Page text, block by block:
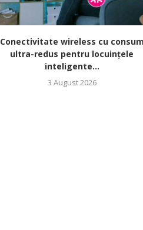
Conectivitate wireless cu consum
ultra-redus pentru locuințele
inteligente...
3 August 2026